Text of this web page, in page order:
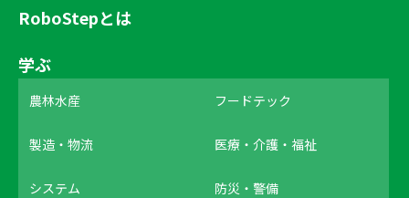
RoboStepとは
学ぶ
農林水産 フードテック
製造・物流 医療・介護・福祉
システム 防災・警備